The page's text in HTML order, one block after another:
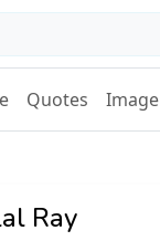
Quotes Image
Ray